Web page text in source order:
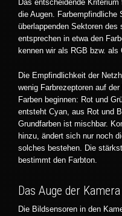
Das entscheidende
die Augen. Farbempfindliche
überlappenden Sektoren
entsprechen in etwa den
kennen wir als RGB bzw. als
Die Empfindlichkeit der
wenig Farbrezeptoren auf
Farben beginnen: Rot und
entsteht Cyan, aus Rot und
Grundfarben ist mischbar.
hinzu, ändert sich nur noch
solches bestehen. Die
bestimmt den Farbton.
Das Auge der Kamera
Die Bildsensoren in den